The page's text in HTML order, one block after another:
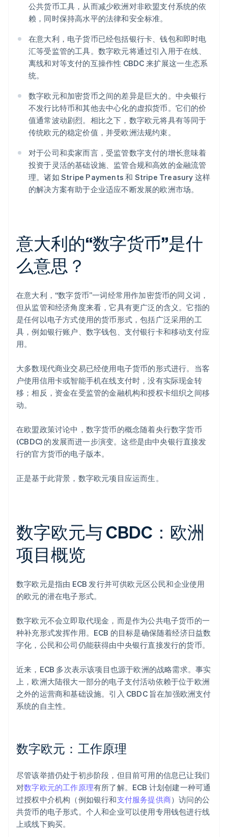
公共货币工具，从而减少欧洲对非欧盟支付系统的依
赖，同时保持高水平的法律和安全标准。
在意大利，电子货币已经包括银行卡、钱包和即时电
汇等受监管的工具。数字欧元将通过引入用于在线、
离线和对等支付的互操作性 CBDC 来扩展这一生态系
统。
数字欧元和加密货币之间的差异是巨大的。中央银行
不发行比特币和其他去中心化的虚拟货币。它们的价
值通常波动剧烈。相比之下，数字欧元将具有等同于
传统欧元的稳定价值，并受欧洲法规约束。
对于公司和卖家而言，受监管数字支付的增长意味着
投资于灵活的基础设施、监管合规和高效的金融流管
理。诸如 Stripe Payments 和 Stripe Treasury 这样
的解决方案有助于企业适应不断发展的欧洲市场。
意大利的“数字货币”是什
么意思？
在意大利，“数字货币”一词经常用作加密货币的同义词，
但从监管和经济角度来看，它具有更广泛的含义。它指的
是任何以电子方式使用的货币形式，包括广泛采用的工
具，例如银行账户、数字钱包、支付银行卡和移动支付应
用。
大多数现代商业交易已经使用电子货币的形式进行。当客
户使用信用卡或智能手机在线支付时，没有实际现金转
移；相反，资金在受监管的金融机构和授权卡组织之间移
动。
在欧盟政策讨论中，数字货币的概念随着央行数字货币
(CBDC) 的发展而进一步演变。这些是由中央银行直接发
行的官方货币的电子版本。
正是基于此背景，数字欧元项目应运而生。
数字欧元与 CBDC：欧洲
项目概览
数字欧元是指由 ECB 发行并可供欧元区公民和企业使用
的欧元的潜在电子形式。
数字欧元不会立即取代现金，而是作为公共电子货币的一
种补充形式发挥作用。ECB 的目标是确保随着经济日益数
字化，公民和公司仍能获得由中央银行直接发行的货币。
近来，ECB 多次表示该项目也源于欧洲的战略需求。事实
上，欧洲大陆很大一部分的电子支付活动依赖于位于欧洲
之外的运营商和基础设施。引入 CBDC 旨在加强欧洲支付
系统的自主性。
数字欧元：工作原理
尽管该举措仍处于初步阶段，但目前可用的信息已让我们
对数字欧元的工作原理有所了解。ECB 计划创建一种可通
过授权中介机构（例如银行和支付服务提供商）访问的公
共货币的电子形式。个人和企业可以使用专用钱包进行线
上或线下购买。